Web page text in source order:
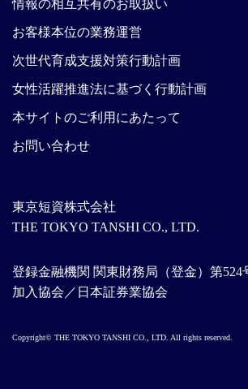
東京短資株式会社
THE TOKYO TANSHI CO., LTD.
登録金融機関 関東財務局（登金）第524
加入協会／日本証券業協会
情報の相互共有のお取扱い
お客様本位の業務運営
次世代育成支援対策行動計画
女性活躍推進法に基づく行動計画
本サイトのご利用にあたって
お問い合わせ
Copyright© THE TOKYO TANSHI CO., LTD. All rights reserved.